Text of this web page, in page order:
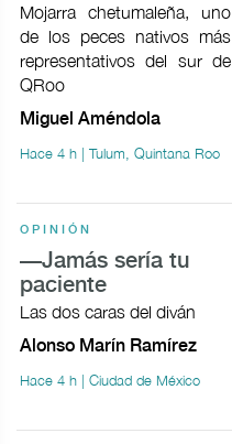
Mojarra chetumaleña, uno
de los peces nativos más
representativos del sur de
QRoo
Miguel Améndola
Hace 4 h | Tulum, Quintana Roo
OPINIÓN
—Jamás sería tu
paciente
Las dos caras del diván
Alonso Marín Ramírez
Hace 4 h | Ciudad de México